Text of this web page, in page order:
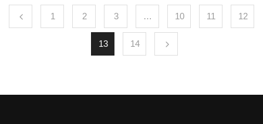
1 2 3 … 10 11 12
13 14